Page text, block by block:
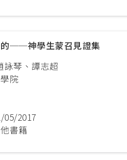
國際神學院合辧課程
英國）
學院合辦課程
究程度)（加拿大）
──神學生蒙召見證集
詠琴、譚志超
院
05/2017
書籍